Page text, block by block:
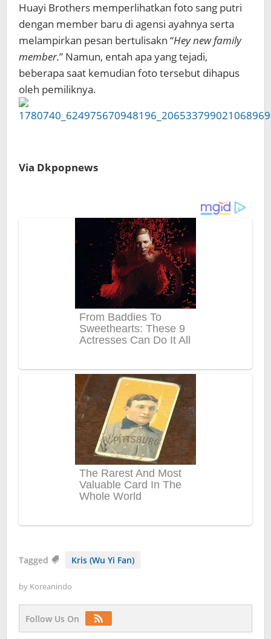
Huayi Brothers memperlihatkan foto sang putri
dengan member baru di agensi ayahnya serta
melampirkan pesan bertulisakn “Hey new family
member.” Namun, entah apa yang tejadi,
beberapa saat kemudian foto tersebut dihapus
oleh pemiliknya.
Via Dkpopnews
Tagged Kris (Wu Yi Fan)
by Koreanindo
Follow Us On